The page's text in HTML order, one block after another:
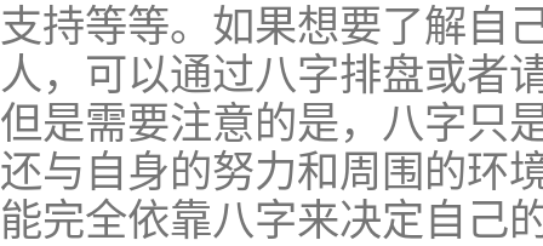
支持等等。如果想要了解自
人，可以通过八字排盘或者
但是需要注意的是，八字只
还与自身的努力和周围的环
能完全依靠八字来决定自己